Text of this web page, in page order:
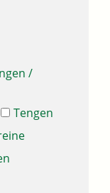
/
Tengen